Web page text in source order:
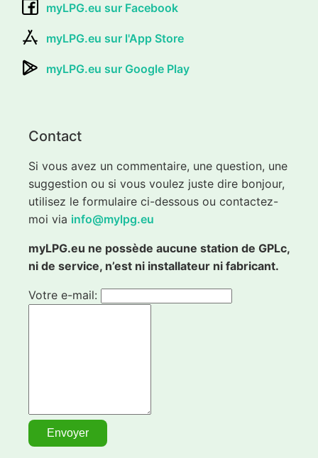
myLPG.eu sur Facebook
myLPG.eu sur l'App Store
myLPG.eu sur Google Play
Contact
Si vous avez un commentaire, une question, une
suggestion ou si vous voulez juste dire bonjour,
utilisez le formulaire ci-dessous ou contactez-
moi via info@mylpg.eu
myLPG.eu ne possède aucune station de GPLc,
ni de service, n’est ni installateur ni fabricant.
Votre e-mail: